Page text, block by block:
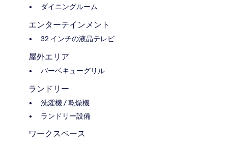
ダイニングルーム
エンターテインメント
32 インチの液晶テレビ
屋外エリア
バーベキューグリル
ランドリー
洗濯機 / 乾燥機
ランドリー設備
ワークスペース